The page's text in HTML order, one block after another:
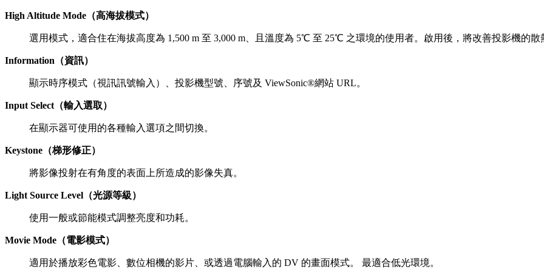
High Altitude Mode（高海拔模式）
選用模式，適合住在海拔高度為 1,500 m 至 3,000 m、且溫度為 5℃ 至 25℃ 之環境的使用者。啟用後，將改善投影機的散
Information（資訊）
顯示時序模式（視訊訊號輸入）、投影機型號、序號及 ViewSonic®網站 URL。
Input Select（輸入選取）
在顯示器可使用的各種輸入選項之間切換。
Keystone（梯形修正）
將影像投射在有角度的表面上所造成的影像失真。
Light Source Level（光源等級）
使用一般或節能模式調整亮度和功耗。
Movie Mode（電影模式）
適用於播放彩色電影、數位相機的影片、或透過電腦輸入的 DV 的畫面模式。 最適合低光環境。